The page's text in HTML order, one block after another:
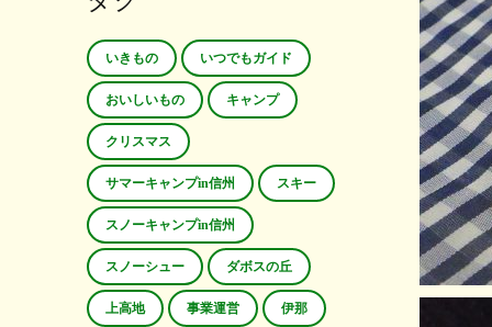
いきもの いつでもガイド
おいしいもの キャンプ
クリスマス
サマーキャンプin信州 スキー
スノーキャンプin信州
スノーシュー ダボスの丘
上高地 事業運営 伊那